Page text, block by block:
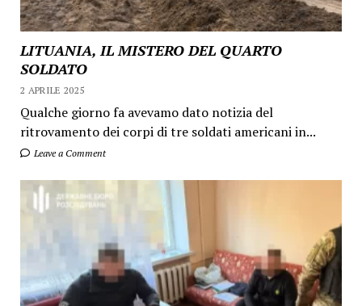
LITUANIA, IL MISTERO DEL QUARTO
SOLDATO
2 APRILE 2025
Qualche giorno fa avevamo dato notizia del
ritrovamento dei corpi di tre soldati americani in...
Leave a Comment